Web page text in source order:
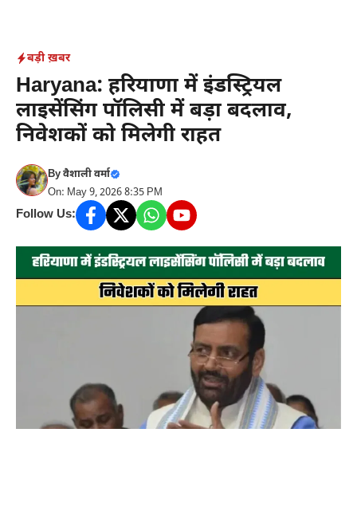
content
बड़ी ख़बर
Haryana: हरियाणा में इंडस्ट्रियल
लाइसेंसिंग पॉलिसी में बड़ा बदलाव,
निवेशकों को मिलेगी राहत
Byवैशाली वर्मा
On: May 9, 2026 8:35 PM
Follow Us: